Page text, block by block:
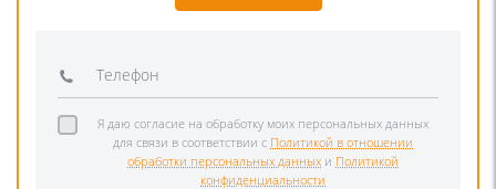
Я даю согласие на обработку моих персональных данных
для связи в соответствии с Политикой в отношении
обработки персональных данных и Политикой
конфиденциальности